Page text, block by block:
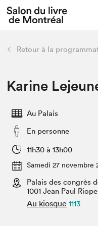
Espace
Espace
L'événement
Préparer sa
Actualités
SLM PRO
retour
Préparer sa visite
Salon au Palais
Projets partenaires
Liens pratiques
Retour à la
Karine
Au Palais
En personne
11h30 à 13h00
Samedi 27 novembre
Palais des congrès
1001 Jean Paul
Au kiosque 1113